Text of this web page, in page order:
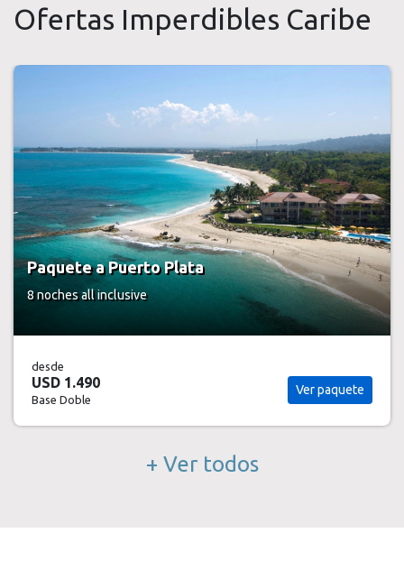
Ofertas Imperdibles Caribe
Paquete a Puerto Plata
8 nochesall inclusive
desde
USD 1.490
Base Doble
Ver paquete
+ Ver todos